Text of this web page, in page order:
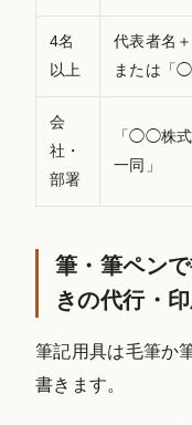
4名
以上
代表者名
または「
会
社・
部署
「◯◯株
一同」
筆・筆ペン
きの代行・
筆記用具は毛筆か
書きます。